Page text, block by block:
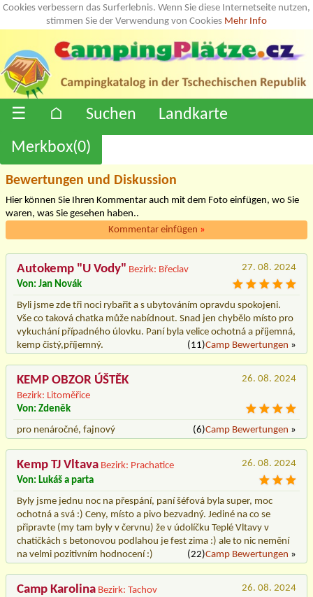
Cookies verbessern das Surferlebnis. Wenn Sie diese Internetseite nutzen,
stimmen Sie der Verwendung von Cookies Mehr Info
☰ ⌂ Suchen
Landkarte
Merkbox(0)
Bewertungen und Diskussion
Hier können Sie Ihren Kommentar auch mit dem Foto einfügen, wo Sie
waren, was Sie gesehen haben..
Kommentar einfügen »
Autokemp "U Vody" Bezirk: Břeclav
27. 08. 2024
Von: Jan Novák
Byli jsme zde tři noci rybařit a s ubytováním opravdu spokojeni.
Vše co taková chatka může nabídnout. Snad jen chybělo místo pro
vykuchání případného úlovku. Paní byla velice ochotná a příjemná,
kemp čistý,příjemný.
(11)Camp Bewertungen »
KEMP OBZOR ÚŠTĚK
Bezirk: Litoměřice
26. 08. 2024
Von: Zdeněk
pro nenáročné, fajnový
(6)Camp Bewertungen »
Kemp TJ Vltava Bezirk: Prachatice
26. 08. 2024
Von: Lukáš a parta
Byly jsme jednu noc na přespání, paní šéfová byla super, moc
ochotná a svá :) Ceny, místo a pivo bezvadný. Jediné na co se
připravte (my tam byly v červnu) že v údolíčku Teplé Vltavy v
chatičkách s betonovou podlahou je fest zima :) ale to nic nemění
na velmi pozitivním hodnocení :)
(22)Camp Bewertungen »
Camp Karolina Bezirk: Tachov
26. 08. 2024